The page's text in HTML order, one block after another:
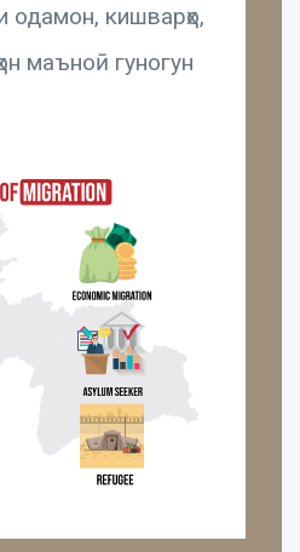
одамон, кишварҳо,
маъноӣ гуногун